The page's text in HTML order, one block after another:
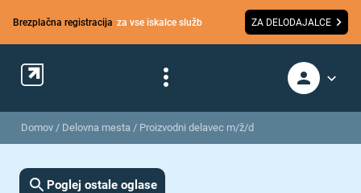
Brezplačna registracija za vse iskalce služb ZA DELODAJALCE
Domov / Delovna mesta / Proizvodni delavec m/ž/d
Poglej ostale oglase